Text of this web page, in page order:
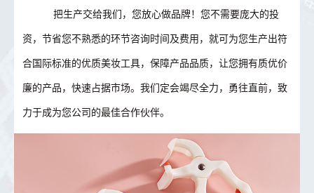
把生产交给我们，您放心做品牌！您不需要庞大的投
资，节省您不熟悉的环节咨询时间及费用，就可为您生产出符
合国际标准的优质美妆工具，保障产品品质，让您拥有质优价
廉的产品，快速占据市场。我们定会竭尽全力，勇往直前，致
力于成为您公司的最佳合作伙伴。